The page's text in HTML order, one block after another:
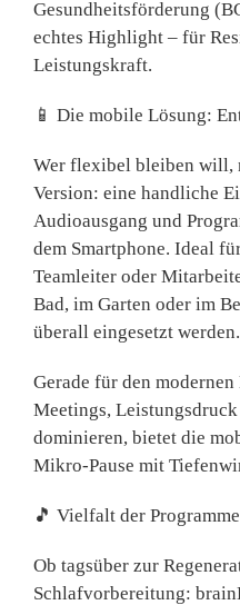
Gesundheitsförderung
echtes Highlight – für
Leistungskraft.
📱 Die mobile Lösung:
Wer flexibel bleiben will,
Version: eine handliche
Audioausgang und
dem Smartphone. Ideal
Teamleiter oder
Bad, im Garten oder im
überall eingesetzt werden.
Gerade für den
Meetings,
dominieren, bietet die
Mikro-Pause mit
🎵 Vielfalt der
Ob tagsüber zur
Schlafvorbereitung: